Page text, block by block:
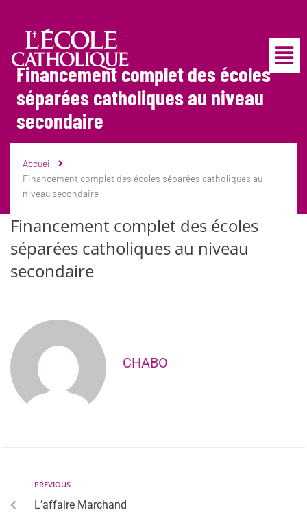
Financement complet des écoles
séparées catholiques au niveau
secondaire
Accueil
Financement complet des écoles séparées catholiques au
niveau secondaire
Financement complet des écoles
séparées catholiques au niveau
secondaire
CHABO
PREVIOUS
L’affaire Marchand